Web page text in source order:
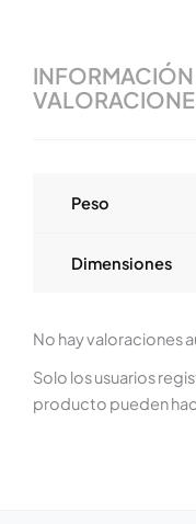
Peso
Dimensiones
No hay valoraciones
Solo los usuarios
producto pueden